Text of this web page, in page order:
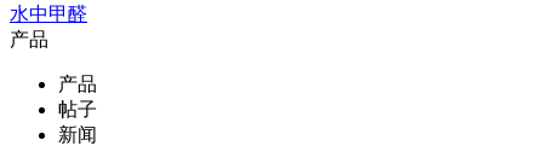
水中甲醛
产品
产品
帖子
新闻